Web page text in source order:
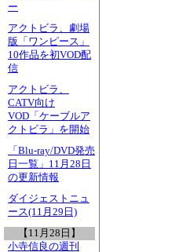
ー
アクトビラ、劇場
版「ワンピース」
10作品を初VOD配
信
アクトビラ、
CATV向け
VOD「ケーブルア
クトビラ」を開始
「Blu-ray/DVD発売
日一覧」11月28日
の更新情報
ダイジェストニュ
ース(11月29日)
【11月28日】
小寺信良の週刊